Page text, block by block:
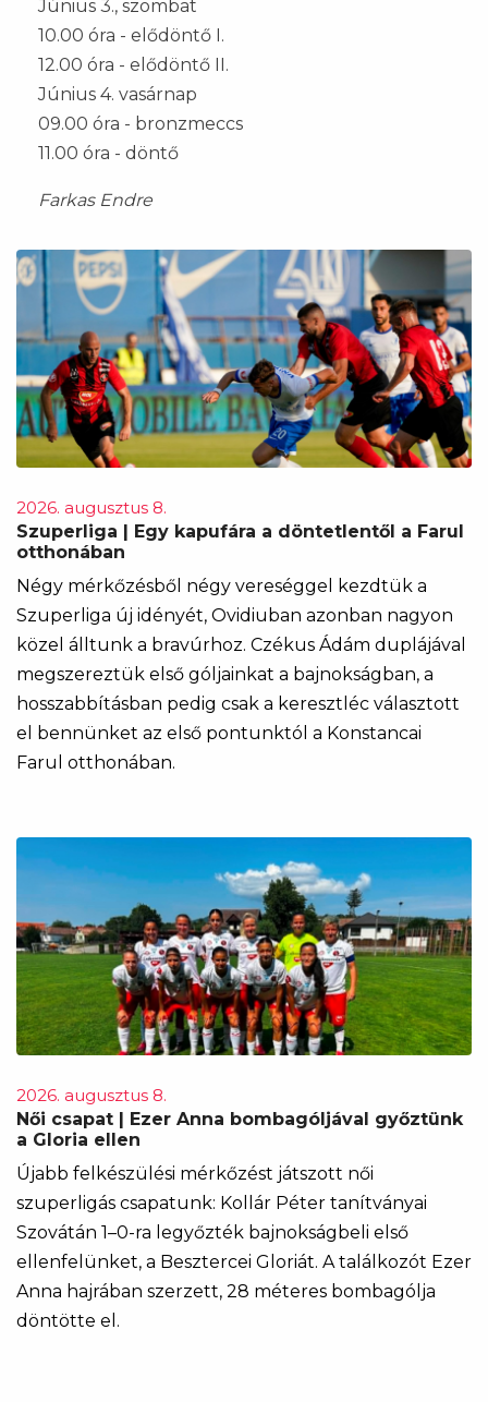
Június 3., szombat
10.00 óra - elődöntő I.
12.00 óra - elődöntő II.
Június 4. vasárnap
09.00 óra - bronzmeccs
11.00 óra - döntő
Farkas Endre
2026. augusztus 8.
Szuperliga | Egy kapufára a döntetlentől a Farul
otthonában
Négy mérkőzésből négy vereséggel kezdtük a
Szuperliga új idényét, Ovidiuban azonban nagyon
közel álltunk a bravúrhoz. Czékus Ádám duplájával
megszereztük első góljainkat a bajnokságban, a
hosszabbításban pedig csak a keresztléc választott
el bennünket az első pontunktól a Konstancai
Farul otthonában.
2026. augusztus 8.
Női csapat | Ezer Anna bombagóljával győztünk
a Gloria ellen
Újabb felkészülési mérkőzést játszott női
szuperligás csapatunk: Kollár Péter tanítványai
Szovátán 1–0-ra legyőzték bajnokságbeli első
ellenfelünket, a Besztercei Gloriát. A találkozót Ezer
Anna hajrában szerzett, 28 méteres bombagólja
döntötte el.